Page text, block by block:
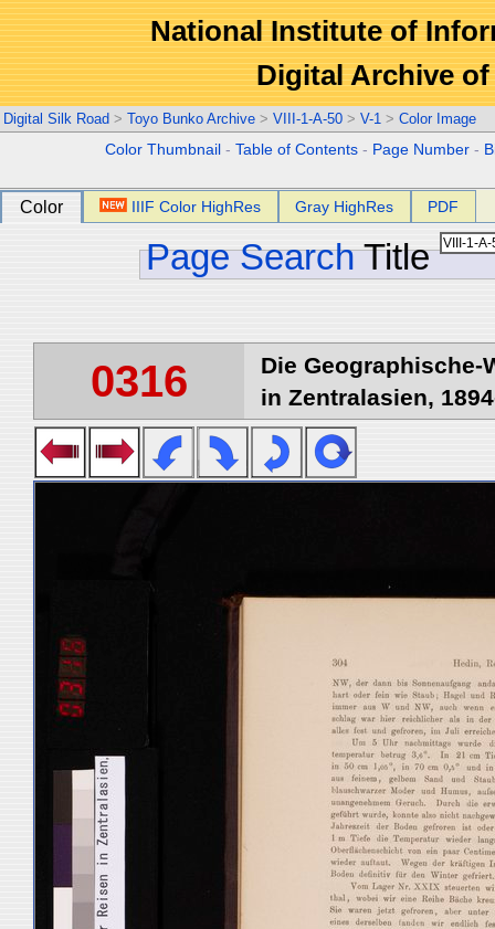
National Institute of
Digital Archive
Digital Silk Road > Toyo Bunko Archive > VIII-1-A-50 > V-1 > Color Image
Color Thumbnail -Table of Contents - Page Number -
Color IIIF Color HighRes Gray HighRes PDF
Page Search Title
0316
Die
in Zentralasien,